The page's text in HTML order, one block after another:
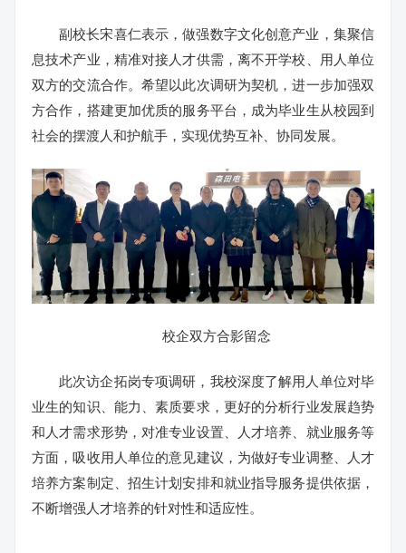
副校长宋喜仁表示，做强数字文化创意产业，集聚信
息技术产业，精准对接人才供需，离不开学校、用人单位
双方的交流合作。希望以此次调研为契机，进一步加强双
方合作，搭建更加优质的服务平台，成为毕业生从校园到
社会的摆渡人和护航手，实现优势互补、协同发展。
校企双方合影留念
此次访企拓岗专项调研，我校深度了解用人单位对毕
业生的知识、能力、素质要求，更好的分析行业发展趋势
和人才需求形势，对准专业设置、人才培养、就业服务等
方面，吸收用人单位的意见建议，为做好专业调整、人才
培养方案制定、招生计划安排和就业指导服务提供依据，
不断增强人才培养的针对性和适应性。